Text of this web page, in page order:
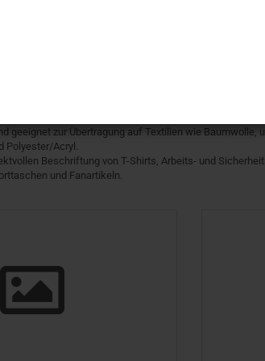
geeignet zur Übertragung auf Textilien wie Baumwolle,
Polyester/Acryl.
Beschriftung von T-Shirts, Arbeits- und
und Fanartikeln.